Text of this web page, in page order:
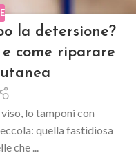
la detersione?
come riparare
lo tamponi con
quella fastidiosa
che ...